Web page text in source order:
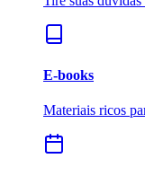
E-books
Materiais ricos